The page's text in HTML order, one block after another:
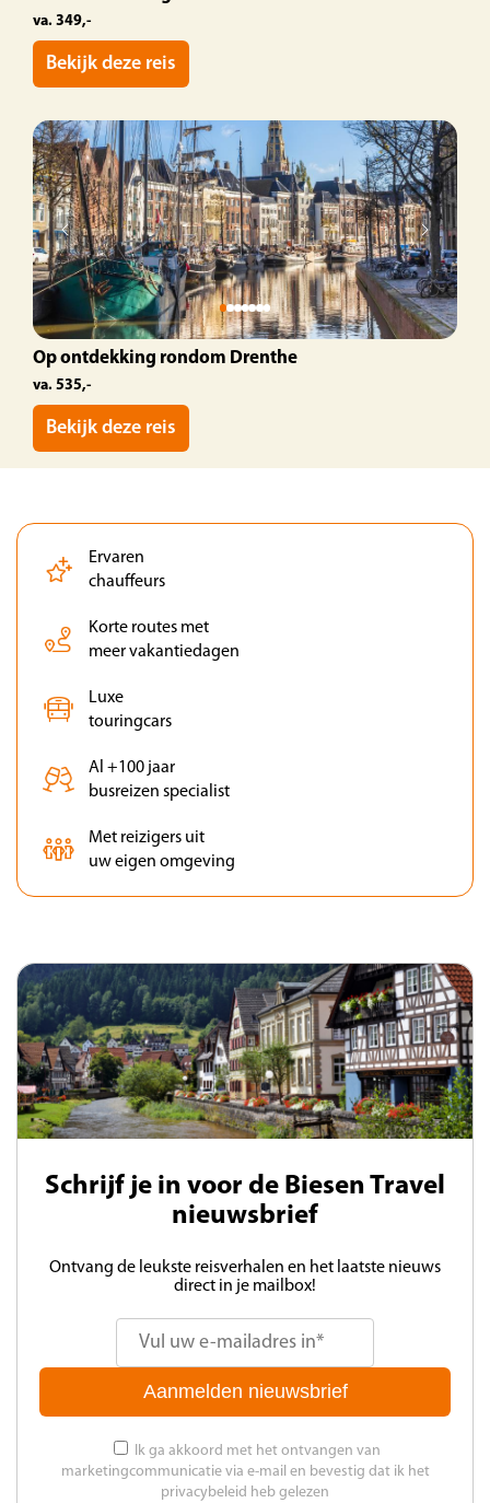
va. 349,-
Bekijk deze reis
Op ontdekking rondom Drenthe
va. 535,-
Bekijk deze reis
Ervaren
chauffeurs
Korte routes met
meer vakantiedagen
Luxe
touringcars
Al +100 jaar
busreizen specialist
Met reizigers uit
uw eigen omgeving
Schrijf je in voor de Biesen Travel
nieuwsbrief
Ontvang de leukste reisverhalen en het laatste nieuws
direct in je mailbox!
Aanmelden nieuwsbrief
Ik ga akkoord met het ontvangen van
marketingcommunicatie via e-mail en bevestig dat ik het
privacybeleid heb gelezen